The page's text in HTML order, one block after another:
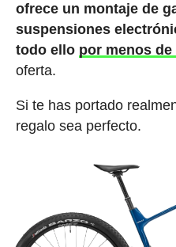
ofrece un montaje de
suspensiones
todo ello por menos de
oferta.
Si te has portado
regalo sea perfecto.